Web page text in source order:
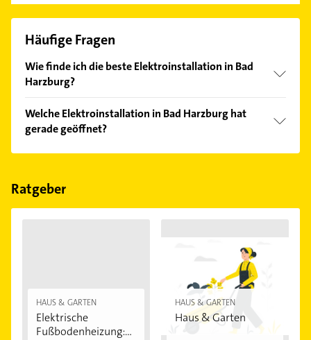
Häufige Fragen
Wie finde ich die beste Elektroinstallation in Bad
Harzburg?
Kundenmeinungen und profitieren Sie von den
Empfehlungen. Die Suchergebnisse können Sie sich
einfach nachBewertungensortiert anzeigen lassen.
Welche Elektroinstallation in Bad Harzburg hat
gerade geöffnet?
Im Anbieter-Bereich finden Sie alleÖffnungszeiten.
Feiertagen abweichen können.
Ratgeber
HAUS & GARTEN
Elektrische
Fußbodenheizung:
HAUS & GARTEN
Haus & Garten